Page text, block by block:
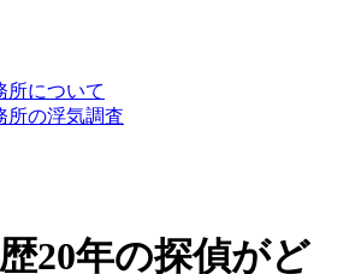
所について
所の浮気調査